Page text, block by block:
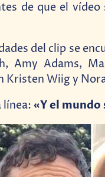
de que el
del clip se
Amy Adams,
Kristen Wiig y
línea: «Y el mundo